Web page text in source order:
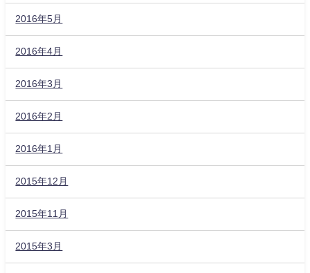
2016年5月
2016年4月
2016年3月
2016年2月
2016年1月
2015年12月
2015年11月
2015年3月